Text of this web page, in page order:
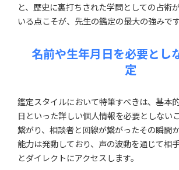
と、歴史に裏打ちされた学問としての占術
いる点こそが、先生の鑑定の最大の強みです
名前や生年月日を必要とし
定
鑑定スタイルにおいて特筆すべきは、基本
日といった詳しい個人情報を必要としない
繋がり、相談者と回線が繋がったその瞬間
能力は発動しており、声の波動を通じて相
とダイレクトにアクセスします。